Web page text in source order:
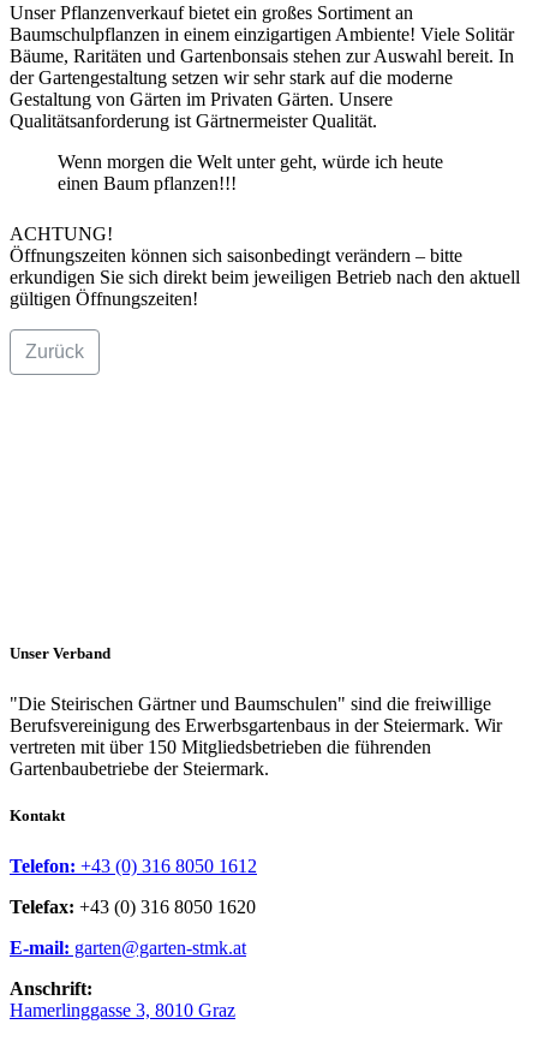
Unser Pflanzenverkauf bietet ein großes Sortiment an
Baumschulpflanzen in einem einzigartigen Ambiente! Viele Solitär
Bäume, Raritäten und Gartenbonsais stehen zur Auswahl bereit. In
der Gartengestaltung setzen wir sehr stark auf die moderne
Gestaltung von Gärten im Privaten Gärten. Unsere
Qualitätsanforderung ist Gärtnermeister Qualität.
Wenn morgen die Welt unter geht, würde ich heute
einen Baum pflanzen!!!
ACHTUNG!
Öffnungszeiten können sich saisonbedingt verändern – bitte
erkundigen Sie sich direkt beim jeweiligen Betrieb nach den aktuell
gültigen Öffnungszeiten!
Zurück
Unser Verband
"Die Steirischen Gärtner und Baumschulen" sind die freiwillige
Berufsvereinigung des Erwerbsgartenbaus in der Steiermark. Wir
vertreten mit über 150 Mitgliedsbetrieben die führenden
Gartenbaubetriebe der Steiermark.
Kontakt
Telefon: +43 (0) 316 8050 1612
Telefax: +43 (0) 316 8050 1620
E-mail: garten@garten-stmk.at
Anschrift:
Hamerlinggasse 3, 8010 Graz